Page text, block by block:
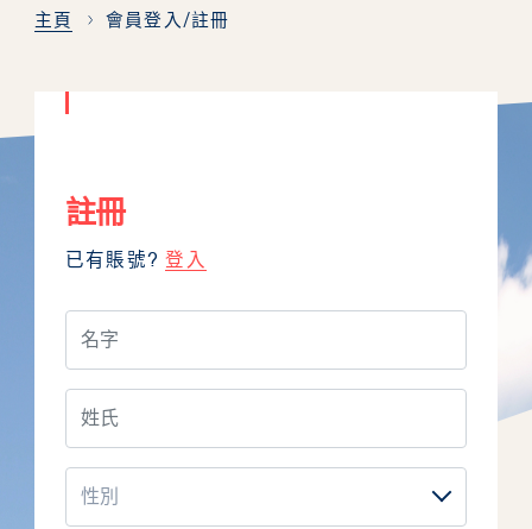
關於RESTORE
主頁 會員登入/註冊
註冊
已有賬號?登入